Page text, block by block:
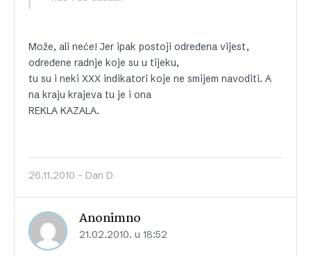
Može, ali neće! Jer ipak postoji određena vijest,
određene radnje koje su u tijeku,
tu su i neki XXX indikatori koje ne smijem navoditi. A
na kraju krajeva tu je i ona
REKLA KAZALA.
26.11.2010 - Dan D
Anonimno
21.02.2010. u 18:52